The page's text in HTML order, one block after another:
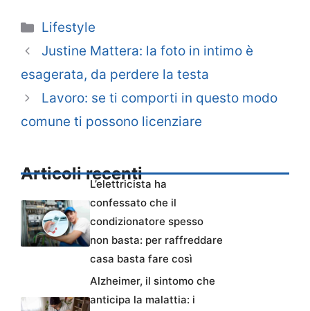
Categorie
Lifestyle
Justine Mattera: la foto in intimo è
esagerata, da perdere la testa
Lavoro: se ti comporti in questo modo
comune ti possono licenziare
Articoli recenti
L’elettricista ha
confessato che il
condizionatore spesso
non basta: per raffreddare
casa basta fare così
Alzheimer, il sintomo che
anticipa la malattia: i